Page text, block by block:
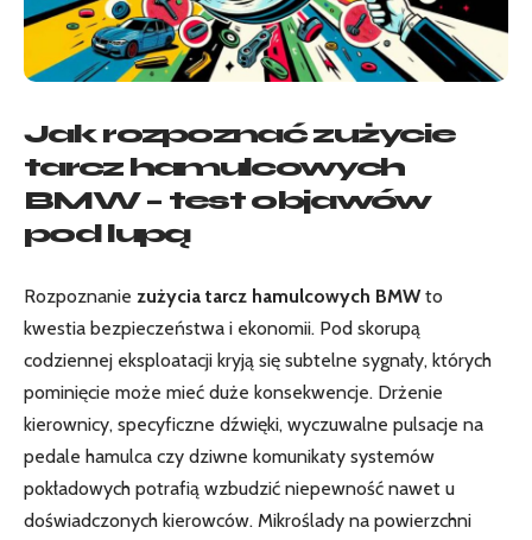
Jak rozpoznać zużycie
tarcz hamulcowych
BMW – test objawów
pod lupą
Rozpoznanie zużycia tarcz hamulcowych BMWto
kwestia bezpieczeństwa i ekonomii. Pod skorupą
codziennej eksploatacji kryją się subtelne sygnały, których
pominięcie może mieć duże konsekwencje. Drżenie
kierownicy, specyficzne dźwięki, wyczuwalne pulsacje na
pedale hamulca czy dziwne komunikaty systemów
pokładowych potrafią wzbudzić niepewność nawet u
doświadczonych kierowców. Mikroślady na powierzchni